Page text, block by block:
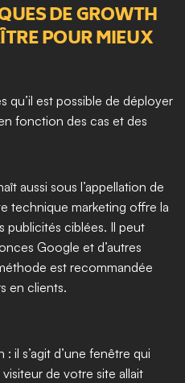
DE GROWTH
POUR MIEUX
qu’il est possible de déployer
fonction des cas et des
aussi sous l’appellation de
technique marketing offre la
publicités ciblées. Il peut
Google et d’autres
est recommandée
en clients.
il s’agit d’une fenêtre qui
de votre site allait